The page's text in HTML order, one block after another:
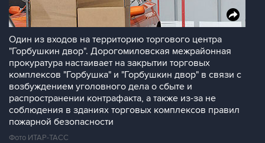
Один из входов на территорию торгового центра
"Горбушкин двор". Дорогомиловская межрайонная
прокуратура настаивает на закрытии торговых
комплексов "Горбушка" и "Горбушкин двор" в связи с
возбуждением уголовного дела о сбыте и
распространении контрафакта, а также из-за не
соблюдения в зданиях торговых комплексов правил
пожарной безопасности
Фото ИТАР-ТАСС